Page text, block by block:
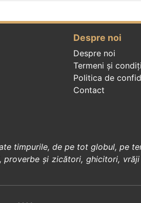
Despre noi
Despre noi
Termeni și
Politica de
Contact
timpurile, de pe tot globul, pe
proverbe și zicători, ghicitori,